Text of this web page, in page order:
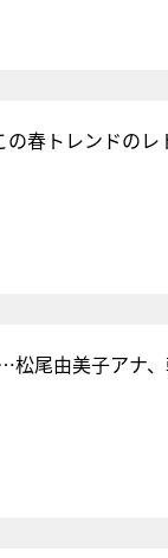
春トレンドのレ
尾由美子アナ